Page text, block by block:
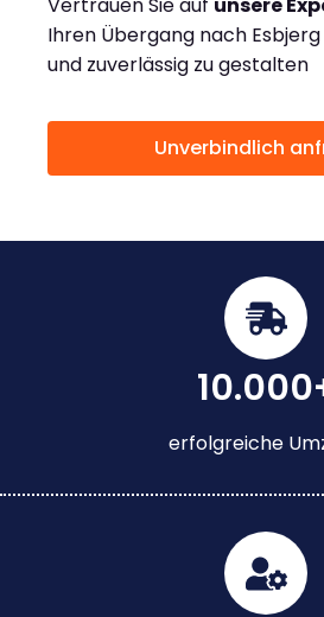
Ihren Übergang nach
und zuverlässig zu gestalten
Unverbindlich
erfolgreiche